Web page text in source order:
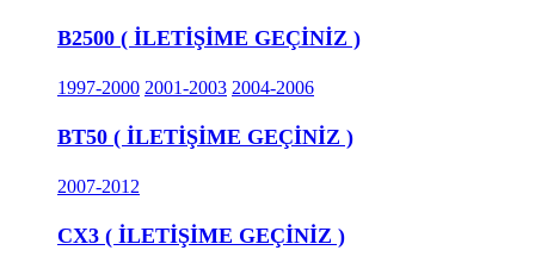
B2500 ( İLETİŞİME GEÇİNİZ )
1997-2000 2001-2003 2004-2006
BT50 ( İLETİŞİME GEÇİNİZ )
2007-2012
CX3 ( İLETİŞİME GEÇİNİZ )